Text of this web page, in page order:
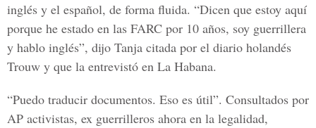
inglés y el español, de forma fluida. “Dicen que estoy aquí
porque he estado en las FARC por 10 años, soy guerrillera
y hablo inglés”, dijo Tanja citada por el diario holandés
Trouw y que la entrevistó en La Habana.
“Puedo traducir documentos. Eso es útil”. Consultados por
AP activistas, ex guerrilleros ahora en la legalidad,